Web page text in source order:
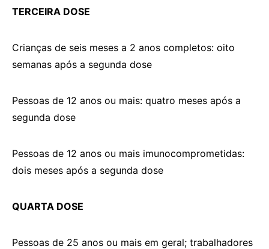
TERCEIRA DOSE
Crianças de seis meses a 2 anos completos: oito
semanas após a segunda dose
Pessoas de 12 anos ou mais: quatro meses após a
segunda dose
Pessoas de 12 anos ou mais imunocomprometidas:
dois meses após a segunda dose
QUARTA DOSE
Pessoas de 25 anos ou mais em geral; trabalhadores